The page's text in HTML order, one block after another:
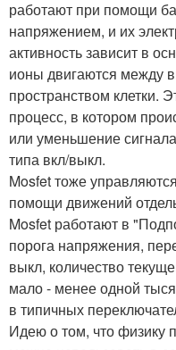
работают при помощи
напряжением, и их
активность зависит в
ионы двигаются между
пространством клетки.
процесс, в котором
или уменьшение
типа вкл/выкл.
Mosfet тоже
помощи движений
Mosfet работают в
порога напряжения,
выкл, количество
мало - менее одной
в типичных
Идею о том, что физику